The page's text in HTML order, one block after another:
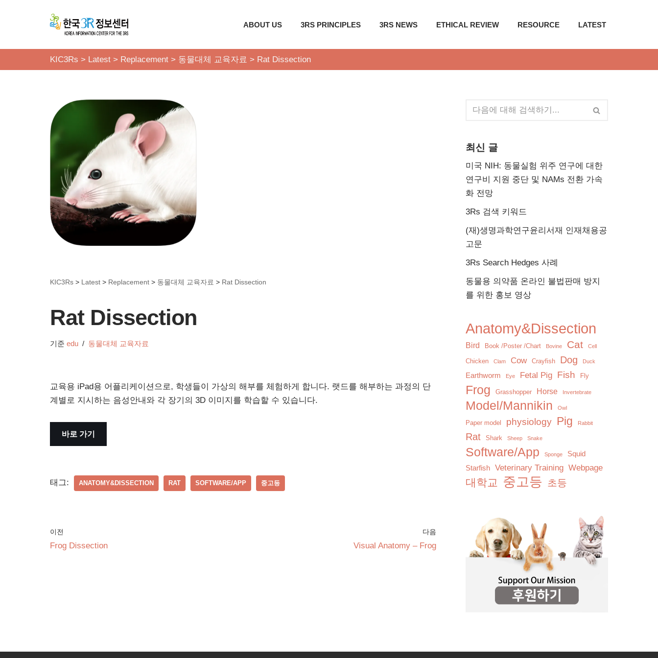
로
ABOUT US 3RS PRINCIPLES 3RS NEWS ETHICAL REVIEW RESOURCE LATEST
KIC3Rs > Latest > Replacement > 동물대체 교육자료 > Rat Dissection
KIC3Rs > Latest > Replacement > 동물대체 교육자료 > Rat Dissection
Rat Dissection
기준 edu 동물대체 교육자료
교육용 iPad용 어플리케이션으로, 학생들이 가상의 해부를 체험하게 합니다. 랫드를 해부하는 과정의 단
계별로 지시하는 음성안내와 각 장기의 3D 이미지를 학습할 수 있습니다.
바로 가기
태그: ANATOMY&DISSECTION RAT SOFTWARE/APP 중고등
이전
Frog Dissection
다음
Visual Anatomy – Frog
최신 글
미국 NIH: 동물실험 위주 연구에 대한
연구비 지원 중단 및 NAMs 전환 가속
화 전망
3Rs 검색 키워드
(재)생명과학연구윤리서재 인재채용공
고문
3Rs Search Hedges 사례
동물용 의약품 온라인 불법판매 방지
를 위한 홍보 영상
Anatomy&Dissection
Bird Book /Poster /Chart Bovine Cat Cell
Chicken Clam Cow Crayfish Dog Duck
Earthworm Eye Fetal Pig Fish Fly
Frog Grasshopper Horse Invertebrate
Model/Mannikin Owl
Paper model physiology Pig Rabbit
Rat Shark Sheep Snake
Software/App Sponge
Squid
Starfish
Veterinary Training Webpage
대학교 중고등 초등